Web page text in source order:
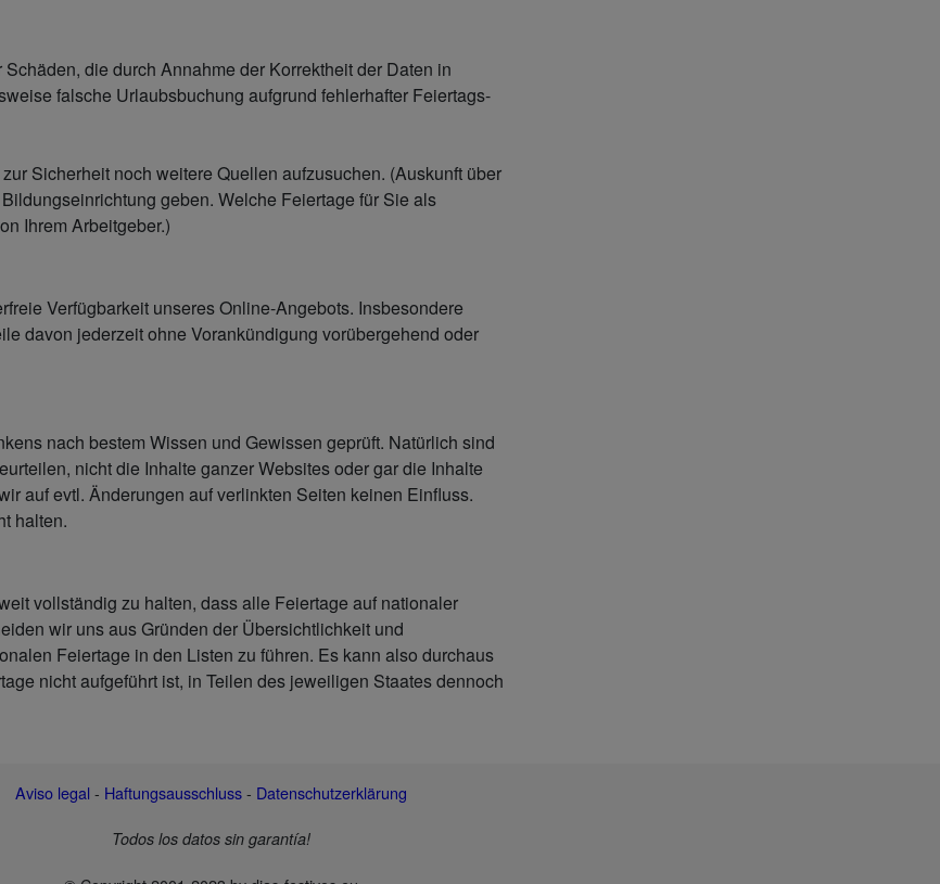
die durch Annahme der Korrektheit der Daten in
falsche Urlaubsbuchung aufgrund fehlerhafter Feiertags-
Sicherheit noch weitere Quellen aufzusuchen. (Auskunft über
geben. Welche Feiertage für Sie als
Ihrem Arbeitgeber.)
Verfügbarkeit unseres Online-Angebots. Insbesondere
davon jederzeit ohne Vorankündigung vorübergehend oder
nach bestem Wissen und Gewissen geprüft. Natürlich sind
nicht die Inhalte ganzer Websites oder gar die Inhalte
auf evtl. Änderungen auf verlinkten Seiten keinen Einfluss.
halten.
vollständig zu halten, dass alle Feiertage auf nationaler
wir uns aus Gründen der Übersichtlichkeit und
Feiertage in den Listen zu führen. Es kann also durchaus
nicht aufgeführt ist, in Teilen des jeweiligen Staates dennoch
Aviso legal - Haftungsausschluss- Datenschutzerklärung
Todos los datos sin garantía!